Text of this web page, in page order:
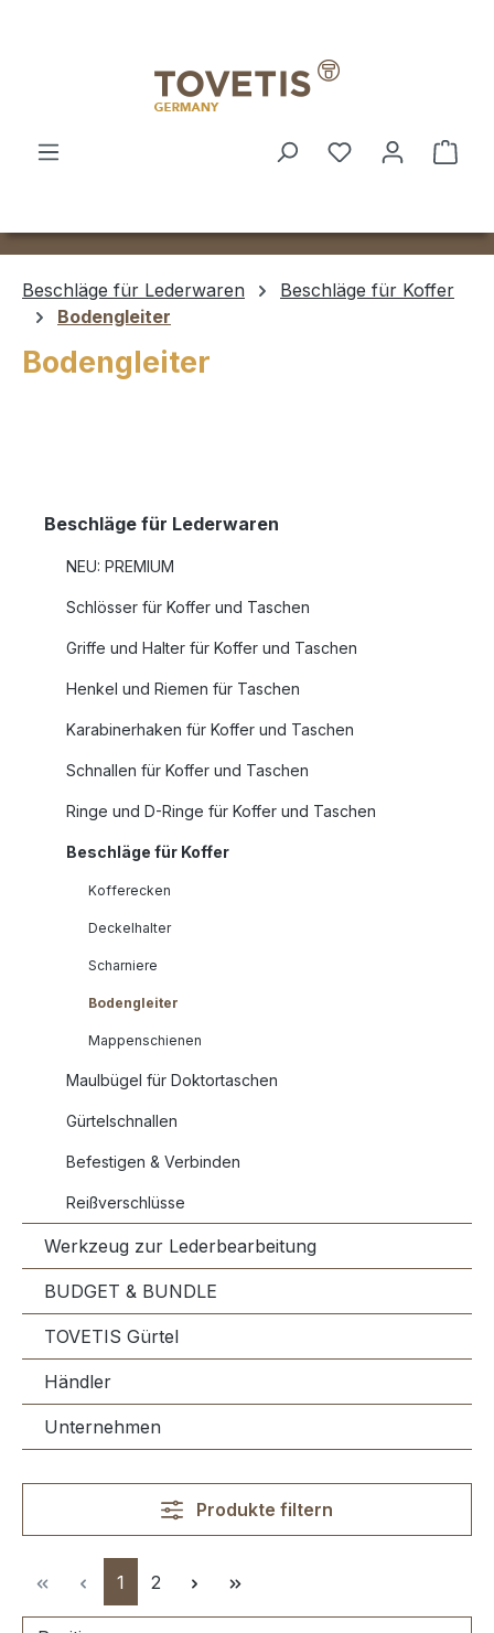
Beschläge für Lederwaren
Beschläge für Koffer
Bodengleiter
Bodengleiter
Beschläge für Lederwaren
NEU: PREMIUM
Schlösser für Koffer und Taschen
Griffe und Halter für Koffer und Taschen
Henkel und Riemen für Taschen
Karabinerhaken für Koffer und Taschen
Schnallen für Koffer und Taschen
Ringe und D-Ringe für Koffer und Taschen
Beschläge für Koffer
Kofferecken
Deckelhalter
Scharniere
Bodengleiter
Mappenschienen
Maulbügel für Doktortaschen
Gürtelschnallen
Befestigen & Verbinden
Reißverschlüsse
Werkzeug zur Lederbearbeitung
BUDGET & BUNDLE
TOVETIS Gürtel
Händler
Unternehmen
Produkte filtern
Seite
1 Seite
2